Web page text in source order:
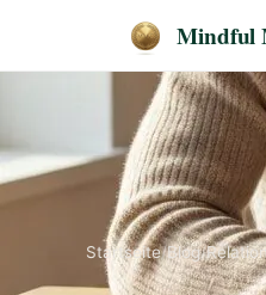
Mindful
Startseite/Blog/